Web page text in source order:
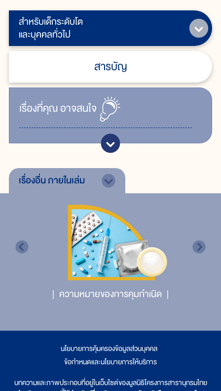
สำหรับเด็กระดับโต
และบุคคลทั่วไป
สารบัญ
เรื่ิองที่คุณอาจสนใจ
เรื่องอื่นภายในเล่ม
ความหมายของการคุมกำเนิด
นโยบายการคุ้มครองข้อมูลส่วนบุคคล
ข้อกำหนดและนโยบายการให้บริการ
บทความและภาพประกอบที่อยู่ในเว็บไซต์ของมูลนิธิโครงการสารานุกรมไทย